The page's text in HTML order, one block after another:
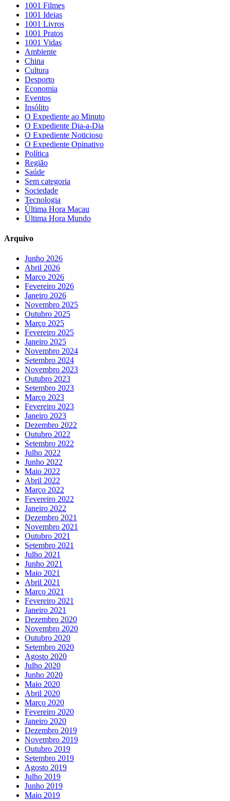
1001 Filmes
1001 Ideias
1001 Livros
1001 Pratos
1001 Vidas
Ambiente
China
Cultura
Desporto
Economia
Eventos
Insólito
O Expediente ao Minuto
O Expediente Dia-a-Dia
O Expediente Noticioso
O Expediente Opinativo
Política
Região
Saúde
Sem categoria
Sociedade
Tecnologia
Última Hora Macau
Última Hora Mundo
Arquivo
Junho 2026
Abril 2026
Março 2026
Fevereiro 2026
Janeiro 2026
Novembro 2025
Outubro 2025
Março 2025
Fevereiro 2025
Janeiro 2025
Novembro 2024
Setembro 2024
Novembro 2023
Outubro 2023
Setembro 2023
Março 2023
Fevereiro 2023
Janeiro 2023
Dezembro 2022
Outubro 2022
Setembro 2022
Julho 2022
Junho 2022
Maio 2022
Abril 2022
Março 2022
Fevereiro 2022
Janeiro 2022
Dezembro 2021
Novembro 2021
Outubro 2021
Setembro 2021
Julho 2021
Junho 2021
Maio 2021
Abril 2021
Março 2021
Fevereiro 2021
Janeiro 2021
Dezembro 2020
Novembro 2020
Outubro 2020
Setembro 2020
Agosto 2020
Julho 2020
Junho 2020
Maio 2020
Abril 2020
Março 2020
Fevereiro 2020
Janeiro 2020
Dezembro 2019
Novembro 2019
Outubro 2019
Setembro 2019
Agosto 2019
Julho 2019
Junho 2019
Maio 2019